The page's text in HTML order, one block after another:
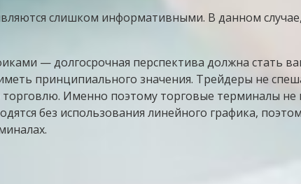
слишком информативными. В данном
— долгосрочная перспектива должна
принципиального значения. Трейдеры не
Именно поэтому торговые терминалы
без использования линейного графика,